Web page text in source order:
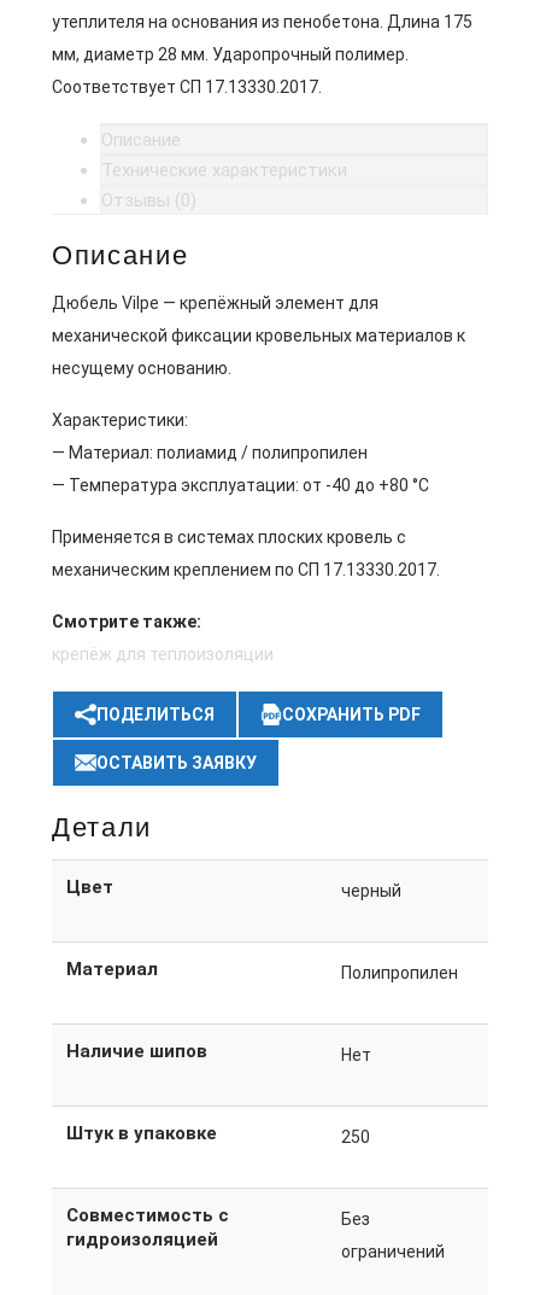
утеплителя на основания из пенобетона. Длина 175
мм, диаметр 28 мм. Ударопрочный полимер.
Соответствует СП 17.13330.2017.
Описание
Технические характеристики
Отзывы (0)
Описание
Дюбель Vilpe — крепёжный элемент для
механической фиксации кровельных материалов к
несущему основанию.
Характеристики:
— Материал: полиамид / полипропилен
— Температура эксплуатации: от -40 до +80 °C
Применяется в системах плоских кровель с
механическим креплением по СП 17.13330.2017.
Смотрите также:
крепёж для теплоизоляции
ПОДЕЛИТЬСЯ СОХРАНИТЬ PDF
ОСТАВИТЬ ЗАЯВКУ
Детали
Цвет черный
Материал Полипропилен
Наличие шипов Нет
Штук в упаковке 250
Совместимость с
гидроизоляцией
Без
ограничений